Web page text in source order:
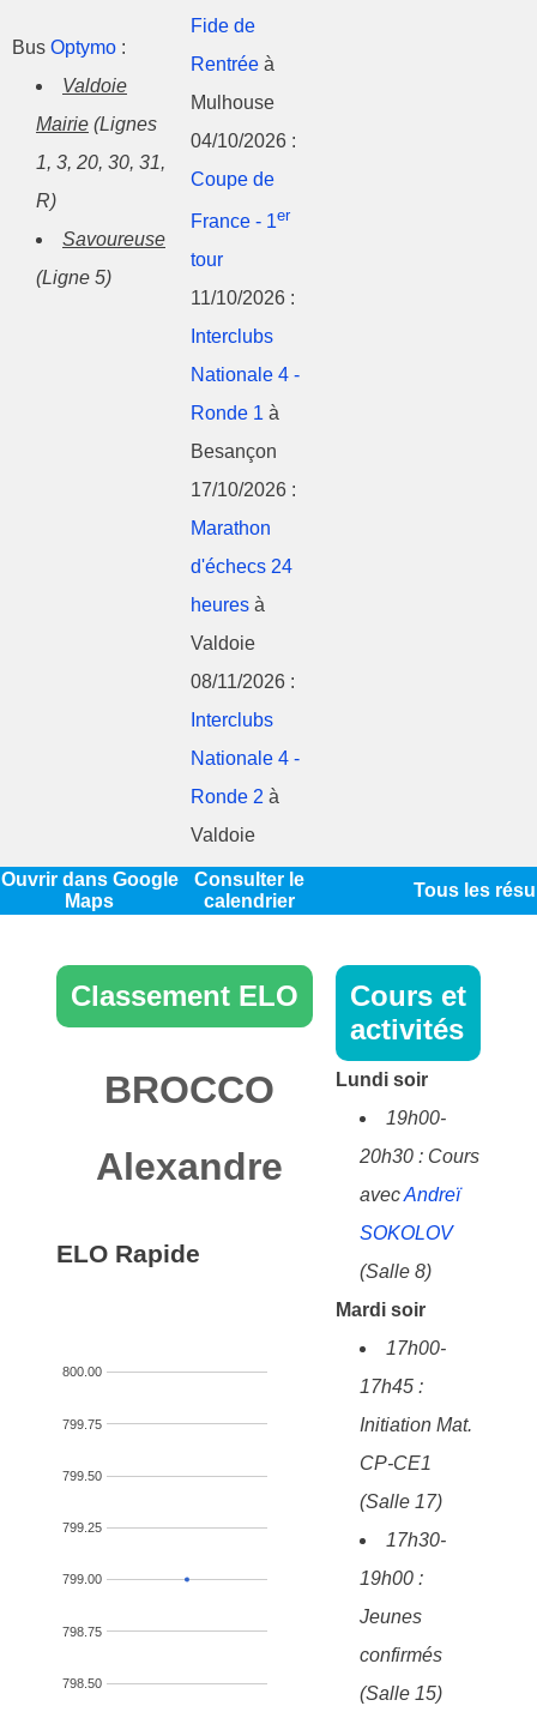
Bus Optymo :
Valdoie
Mairie (Lignes
1, 3, 20, 30, 31,
R)
Savoureuse
(Ligne 5)
Fide de
Rentrée à
Mulhouse
04/10/2026 :
Coupe de
France - 1er
tour
11/10/2026 :
Interclubs
Nationale 4 -
Ronde 1 à
Besançon
17/10/2026 :
Marathon
d'échecs 24
heures à
Valdoie
08/11/2026 :
Interclubs
Nationale 4 -
Ronde 2 à
Valdoie
Ouvrir dans Google
Maps
Consulter le
calendrier
Tous les
Classement ELO
BROCCO
Alexandre
ELO Rapide
798.50
798.75
799.00
799.25
799.50
799.75
800.00
Cours et
activités
Lundi soir
19h00-
20h30 : Cours
avecAndreï
SOKOLOV
(Salle 8)
Mardi soir
17h00-
17h45 :
Initiation Mat.
CP-CE1
(Salle 17)
17h30-
19h00 :
Jeunes
confirmés
(Salle 15)